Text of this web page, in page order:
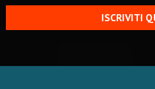
ISCRIVITI